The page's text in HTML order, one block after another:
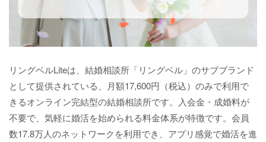
リングベルLiteは、結婚相談所「リングベル」のサブブランド
として提供されている、月額17,600円（税込）のみで利用で
きるオンライン完結型の結婚相談所です。入会金・成婚料が
不要で、気軽に婚活を始められる料金体系が特徴です。会員
数17.8万人のネットワークを利用でき、アプリ感覚で婚活を進